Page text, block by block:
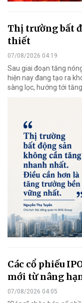
Thị trường bất
thiết
07/08/2026 04:19
Sau giai đoạn tăng
hiện nay đang tạo ra
sàng lọc, hướng tới
Các cổ phiếu
mới từ nâng
07/08/2026 04:05